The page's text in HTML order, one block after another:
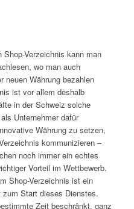
Verzeichnis kann man
wo man auch
neuen Währung bezahlen
ist vor allem deshalb
in der Schweiz solche
Unternehmer dafür
Währung zu setzen,
kommunizieren –
noch immer ein echtes
Vorteil im Wettbewerb.
Shop-Verzeichnis ist ein
Start dieses Dienstes.
Zeit beschränkt, ganz